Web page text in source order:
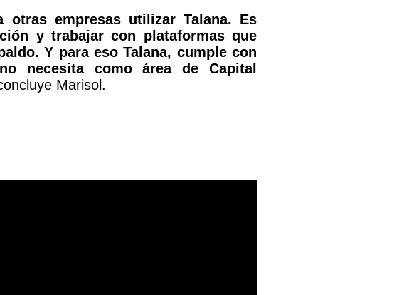
otras empresas utilizar Talana. Es
y trabajar con plataformas que
Y para eso Talana, cumple con
necesita como área de Capital
Marisol.